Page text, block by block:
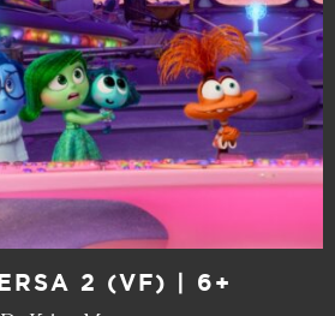
2 (VF) | 6+